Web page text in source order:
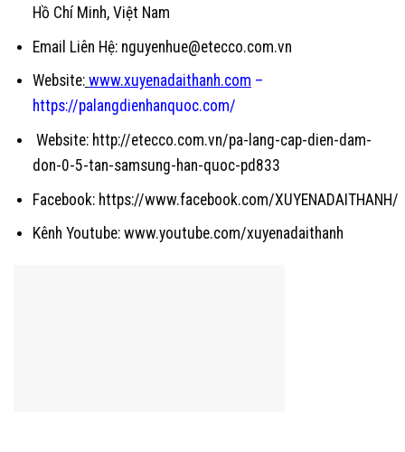
Hồ Chí Minh, Việt Nam
Email Liên Hệ: nguyenhue@etecco.com.vn
Website: www.xuyenadaithanh.com –
https://palangdienhanquoc.com/
Website: http://etecco.com.vn/pa-lang-cap-dien-dam-
don-0-5-tan-samsung-han-quoc-pd833
Facebook: https://www.facebook.com/XUYENADAITHANH/
Kênh Youtube: www.youtube.com/xuyenadaithanh